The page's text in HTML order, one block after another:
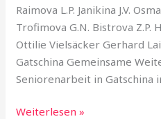
Raimova L.P. Janikina J.V.
Trofimova G.N. Bistrova Z.P.
Ottilie Vielsäcker Gerhard
Gatschina Gemeinsame
Seniorenarbeit in Gatschina
Weiterlesen »